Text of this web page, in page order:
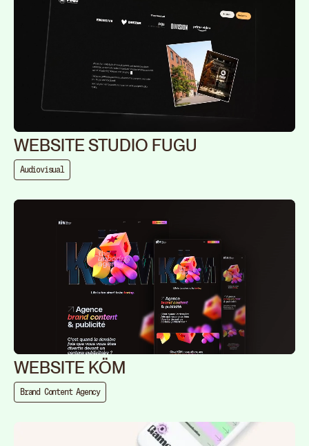
WEBSITE STUDIO FUGU
Audiovisual
WEBSITE KÖM
Brand Content Agency